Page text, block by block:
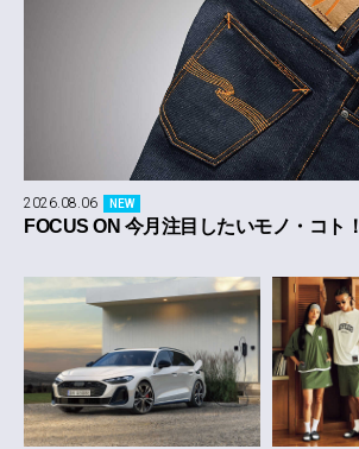
2026.08.06 NEW
FOCUS ON 今月注目したいモノ・コト！